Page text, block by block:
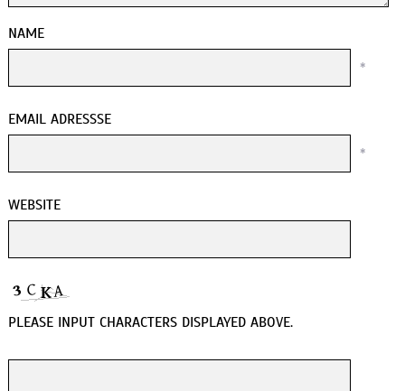
NAME
*
EMAIL ADRESSSE
*
WEBSITE
PLEASE INPUT CHARACTERS DISPLAYED ABOVE.